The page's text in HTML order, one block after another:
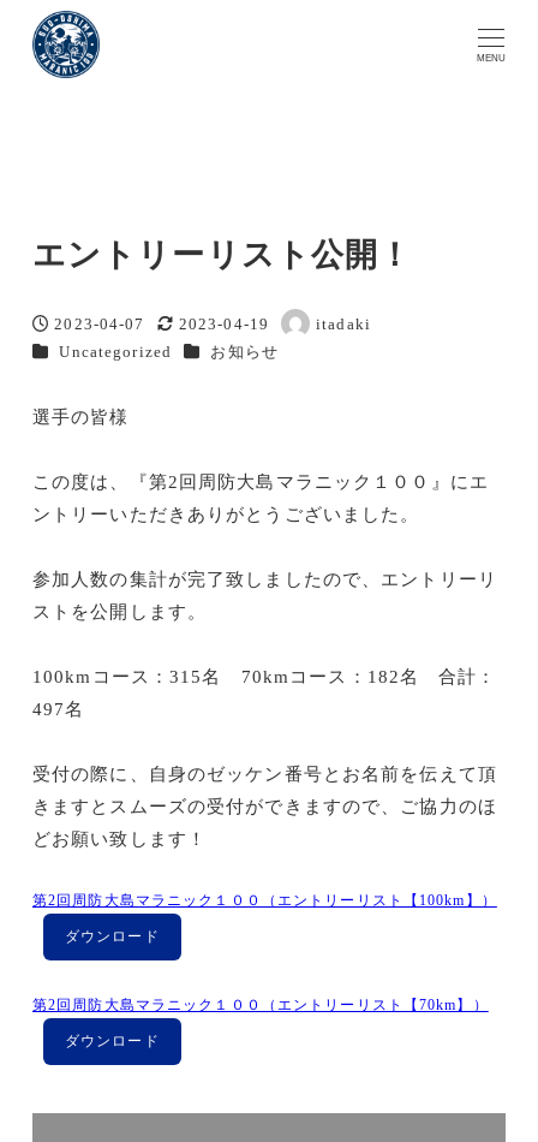
MENU
エントリーリスト公開！
投稿日
2023-04-07
更新日
2023-04-19
著
itadaki
カテゴリー
Uncategorized カテゴリー
お知らせ
選手の皆様
この度は、『第2回周防大島マラニック１００』にエ
ントリーいただきありがとうございました。
参加人数の集計が完了致しましたので、エントリーリ
ストを公開します。
100kmコース：315名 70kmコース：182名 合計：
497名
受付の際に、自身のゼッケン番号とお名前を伝えて頂
きますとスムーズの受付ができますので、ご協力のほ
どお願い致します！
第2回周防大島マラニック１００（エントリーリスト【100km】）
ダウンロード
第2回周防大島マラニック１００（エントリーリスト【70km】）
ダウンロード